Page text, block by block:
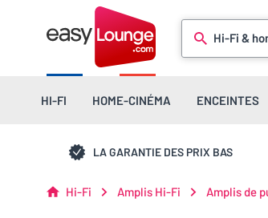
Hi-Fi &
HI-FI HOME-CINÉMA ENCEINTES
LA GARANTIE DES PRIX BAS
Hi-Fi Amplis Hi-Fi Amplis de